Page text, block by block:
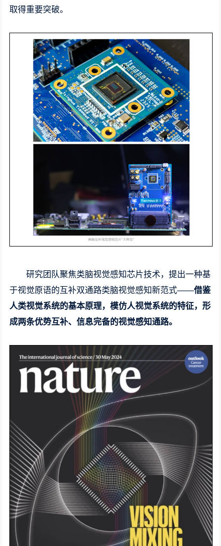
取得重要突破。
研究团队聚焦类脑视觉感知芯片技术，提出一种基
于视觉原语的互补双通路类脑视觉感知新范式——借鉴
人类视觉系统的基本原理，模仿人视觉系统的特征，形
成两条优势互补、信息完备的视觉感知通路。